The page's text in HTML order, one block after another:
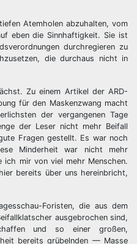
Atemholen abzuhalten, vom
eben die Sinnhaftigkeit. Sie ist
durchregieren zu
die durchaus nicht in
Zu einem Artikel der ARD-
für den Maskenzwang macht
der vergangenen Tage
der Leser nicht mehr Beifall
Fragen gestellt. Es war noch
Minderheit war nicht mehr
ich mir von viel mehr Menschen.
bereits über uns hereinbricht,
Foristen, die aus dem
ausgebrochen sind,
und so einer großen,
bereits grübelnden — Masse